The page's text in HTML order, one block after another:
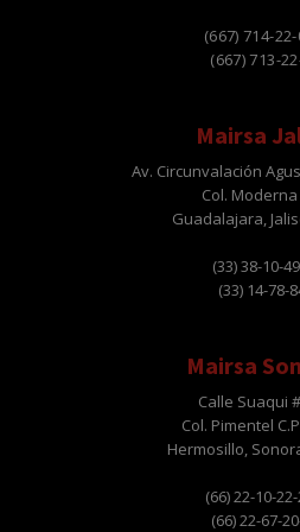
(667) 714-
(667) 713-
Mairsa
Av. Circunvalación
Col. Moderna
Guadalajara,
(33) 38-10-
(33) 14-78-
Mairsa
Calle Suaqui
Col. Pimentel
Hermosillo,
(66) 22-10-
(66) 22-67-